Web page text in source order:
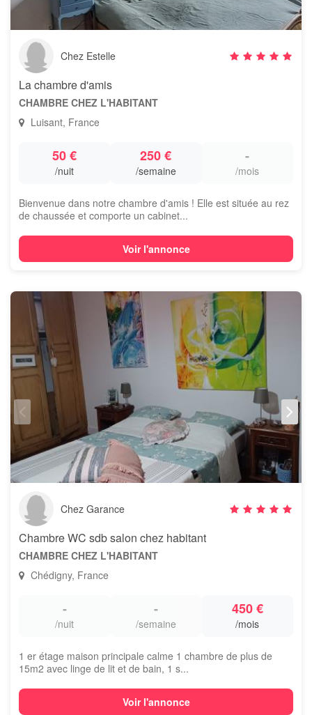
Chez Estelle
La chambre d'amis
CHAMBRE CHEZ L'HABITANT
Luisant, France
50 €
/nuit
250 €
/semaine
-
/mois
Bienvenue dans notre chambre d'amis ! Elle est située au rez
de chaussée et comporte un cabinet...
Voir l'annonce
Chez Garance
Chambre WC sdb salon chez habitant
CHAMBRE CHEZ L'HABITANT
Chédigny, France
-
/nuit
-
/semaine
450 €
/mois
1 er étage maison principale calme 1 chambre de plus de
15m2 avec linge de lit et de bain, 1 s...
Voir l'annonce